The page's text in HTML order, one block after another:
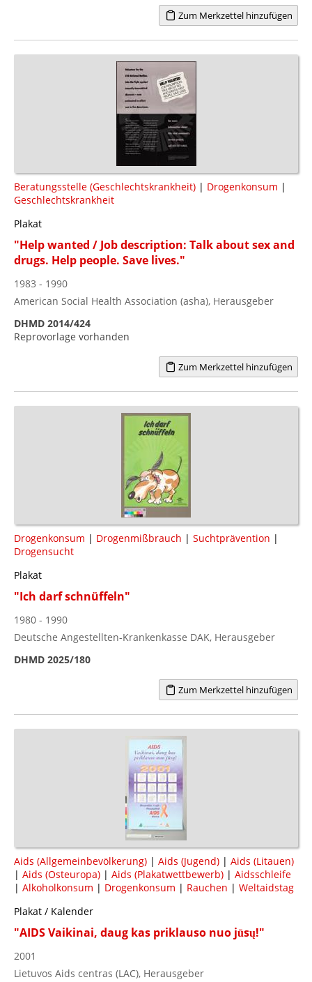
Zum Merkzettel hinzufügen
Beratungsstelle (Geschlechtskrankheit) | Drogenkonsum |
Geschlechtskrankheit
Plakat
"Help wanted / Job description: Talk about sex and
drugs. Help people. Save lives."
1983 - 1990
American Social Health Association (asha), Herausgeber
DHMD 2014/424
Reprovorlage vorhanden
Zum Merkzettel hinzufügen
Drogenkonsum | Drogenmißbrauch | Suchtprävention |
Drogensucht
Plakat
"Ich darf schnüffeln"
1980 - 1990
Deutsche Angestellten-Krankenkasse DAK, Herausgeber
DHMD 2025/180
Zum Merkzettel hinzufügen
Aids (Allgemeinbevölkerung) | Aids (Jugend) | Aids (Litauen)
| Aids (Osteuropa) | Aids (Plakatwettbewerb) | Aidsschleife
| Alkoholkonsum | Drogenkonsum | Rauchen | Weltaidstag
Plakat / Kalender
"AIDS Vaikinai, daug kas priklauso nuo jūsų!"
2001
Lietuvos Aids centras (LAC), Herausgeber